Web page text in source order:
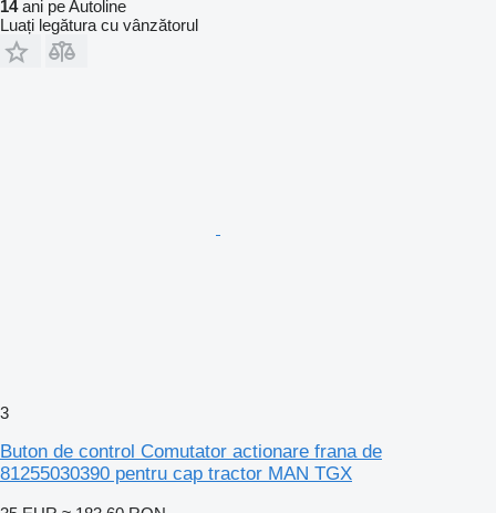
14ani pe Autoline
Luați legătura cu vânzătorul
3
Buton de control Comutator actionare frana de
81255030390 pentru cap tractor MAN TGX